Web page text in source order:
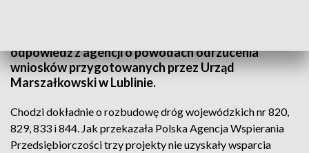
odpowiedź z agencji o powodach odrzucenia
wniosków przygotowanych przez Urząd
Marszałkowski w Lublinie.
Chodzi dokładnie o rozbudowę dróg wojewódzkich nr 820,
829, 833 i 844. Jak przekazała Polska Agencja Wspierania
Przedsiębiorczości trzy projekty nie uzyskały wsparcia